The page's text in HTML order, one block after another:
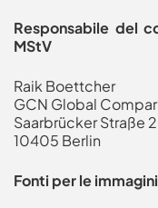
Responsabile del
MStV
Raik Boettcher
GCN Global
Saarbrücker Straße
10405 Berlin
Fonti per le